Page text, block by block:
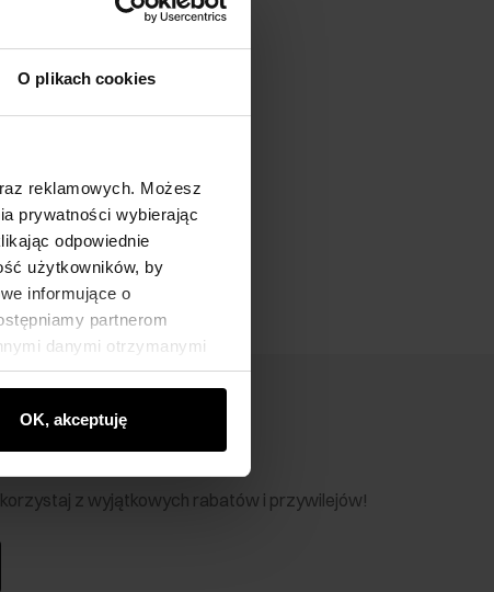
O plikach cookies
reklamowych. Możesz
prywatności wybierając
odpowiednie
użytkowników, by
informujące o
partnerom
danymi otrzymanymi
OK, akceptuję
z wyjątkowych rabatów i przywilejów!